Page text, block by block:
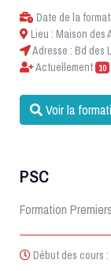
Date de la
Lieu : Maison des
Adresse : Bd des
Actuellement 10
Voir la
PSC
Formation
Début des cours :